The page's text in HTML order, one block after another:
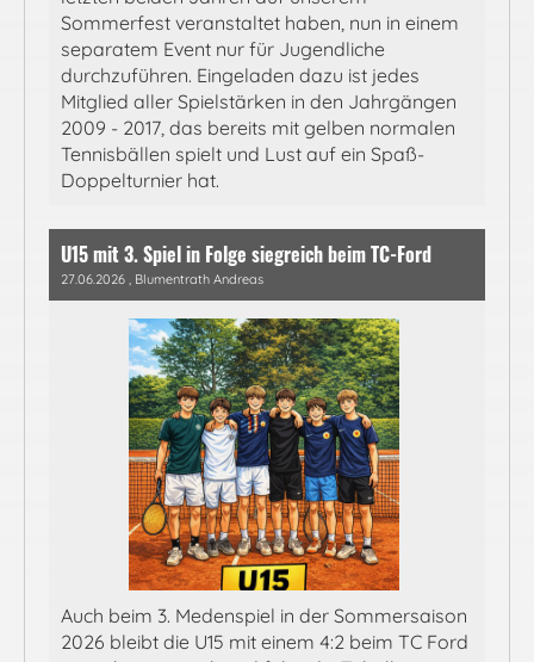
Sommerfest veranstaltet haben, nun in einem
separatem Event nur für Jugendliche
durchzuführen. Eingeladen dazu ist jedes
Mitglied aller Spielstärken in den Jahrgängen
2009 - 2017, das bereits mit gelben normalen
Tennisbällen spielt und Lust auf ein Spaß-
Doppelturnier hat.
U15 mit 3. Spiel in Folge siegreich beim TC-Ford
27.06.2026 , Blumentrath Andreas
Auch beim 3. Medenspiel in der Sommersaison
2026 bleibt die U15 mit einem 4:2 beim TC Ford